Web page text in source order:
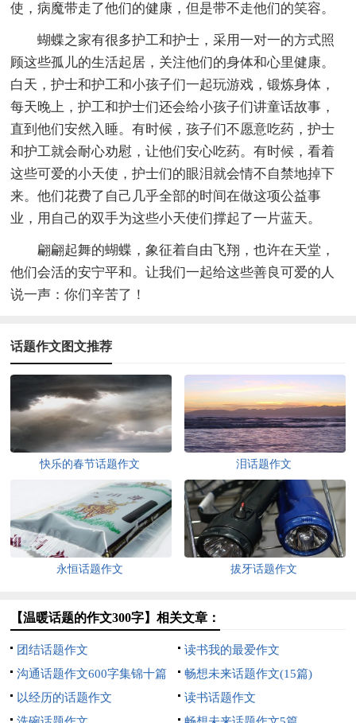
使，病魔带走了他们的健康，但是带不走他们的笑容。
蝴蝶之家有很多护工和护士，采用一对一的方式照
顾这些孤儿的生活起居，关注他们的身体和心里健康。
白天，护士和护工和小孩子们一起玩游戏，锻炼身体，
每天晚上，护工和护士们还会给小孩子们讲童话故事，
直到他们安然入睡。有时候，孩子们不愿意吃药，护士
和护工就会耐心劝慰，让他们安心吃药。有时候，看着
这些可爱的小天使，护士们的眼泪就会情不自禁地掉下
来。他们花费了自己几乎全部的时间在做这项公益事
业，用自己的双手为这些小天使们撑起了一片蓝天。
翩翩起舞的蝴蝶，象征着自由飞翔，也许在天堂，
他们会活的安宁平和。让我们一起给这些善良可爱的人
说一声：你们辛苦了！
话题作文图文推荐
快乐的春节话题作文 泪话题作文
永恒话题作文 拔牙话题作文
【温暖话题的作文300字】相关文章：
团结话题作文
读书我的最爱作文
沟通话题作文600字集锦十篇
畅想未来话题作文(15篇)
以经历的话题作文
读书话题作文